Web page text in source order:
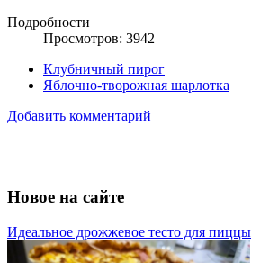
Подробности
Просмотров: 3942
Клубничный пирог
Яблочно-творожная шарлотка
Добавить комментарий
Новое на сайте
Идеальное дрожжевое тесто для пиццы